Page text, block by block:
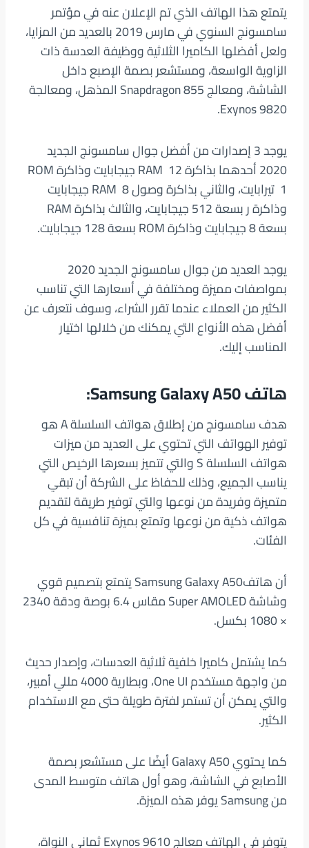
يتمتع هذا الهاتف الذي تم الإعلان عنه في مؤتمر
سامسونج السنوي في مارس 2019 بالعديد من المزايا،
ولعل أفضلها الكاميرا الثلاثية ووظيفة العدسة ذات
الزاوية الواسعة، ومستشعر بصمة الإصبع داخل
الشاشة، ومعالج Snapdragon 855 المذهل، ومعالجة
Exynos 9820.
يوجد 3 إصدارات من أفضل جوال سامسونج الجديد
2020 أحدهما بذاكرة RAM 12 جيجابايت وذاكرة ROM
1 تيرابايت، والثاني بذاكرة وصول RAM 8 جيجابايت
وذاكرة ر بسعة 512 جيجابايت، والثالث بذاكرة RAM
بسعة 8 جيجابايت وذاكرة ROM بسعة 128 جيجابايت.
يوجد العديد من جوال سامسونج الجديد 2020
بمواصفات مميزة ومختلفة في أسعارها التي تناسب
الكثير من العملاء عندما تقرر الشراء، وسوف نتعرف عن
أفضل هذه الأنواع التي يمكنك من خلالها اختيار
المناسب إليك.
هاتفSamsung Galaxy A50
:
هدف سامسونج من إطلاق هواتف السلسلة A هو
توفير الهواتف التي تحتوي على العديد من ميزات
هواتف السلسلة S والتي تتميز بسعرها الرخيص التي
يناسب الجميع، وذلك للحفاظ على الشركة أن تبقي
متميزة وفريدة من نوعها والتي توفير طريقة لتقديم
هواتف ذكية من نوعها وتمتع بميزة تنافسية في كل
الفئات.
أن هاتفSamsung Galaxy A50 يتمتع بتصميم قوي
وشاشة Super AMOLED مقاس 6.4 بوصة ودقة 2340
× 1080 بكسل.
كما يشتمل كاميرا خلفية ثلاثية العدسات، وإصدار حديث
من واجهة مستخدم One UI، وبطارية 4000 مللي أمبير،
والتي يمكن أن تستمر لفترة طويلة حتى مع الاستخدام
الكثير.
كما يحتوي Galaxy A50 أيضًا على مستشعر بصمة
الأصابع في الشاشة، وهو أول هاتف متوسط ​​المدى
من Samsung يوفر هذه الميزة.
يتوفر في الهاتف معالج Exynos 9610 ثماني النواة،